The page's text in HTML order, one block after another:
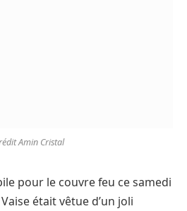
Amin Cristal
pour le couvre feu ce samedi
était vêtue d’un joli